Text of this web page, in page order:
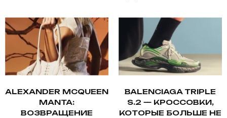
ALEXANDER MCQUEEN
MANTA:
ВОЗВРАЩЕНИЕ
BALENCIAGA TRIPLE
S.2 — КРОССОВКИ,
КОТОРЫЕ БОЛЬШЕ НЕ